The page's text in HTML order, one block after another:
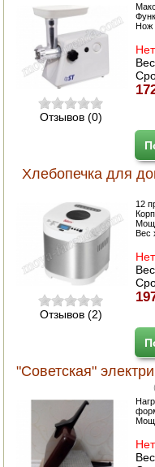
Отзывов (0)
Нож
Хлебопечка для
Отзывов (2)
12
Вес
"Советская"